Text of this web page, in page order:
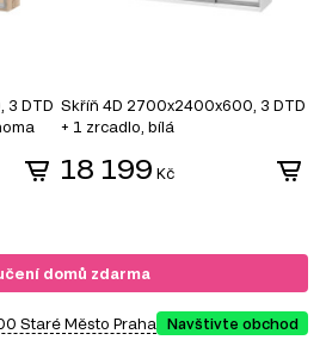
3 DTD Skříň 4D 2700x2400x600, 3 DTD
+ 1 zrcadlo, bílá
18 199 Kč
domů zdarma
Staré Město Praha Navštivte obchod